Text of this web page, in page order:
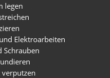
legen
Elektroarbeiten
Schrauben